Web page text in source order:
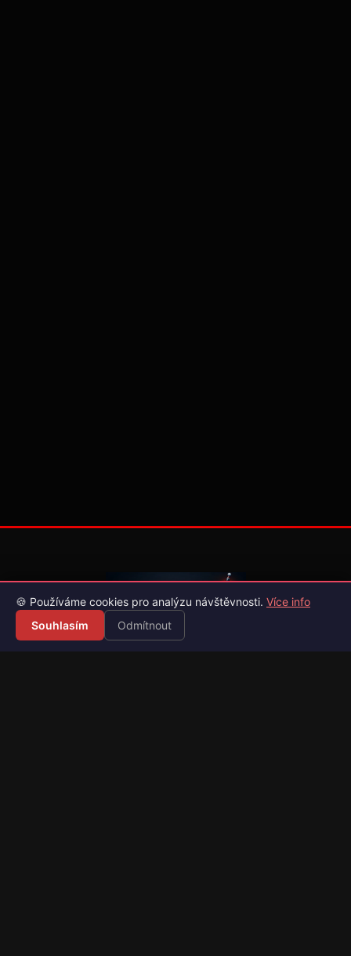
Váš průvodce světem videoher. Novinky, recenze a česko-
🍪 Používáme cookies pro analýzu návštěvnosti. Více info
Souhlasím
Odmítnout